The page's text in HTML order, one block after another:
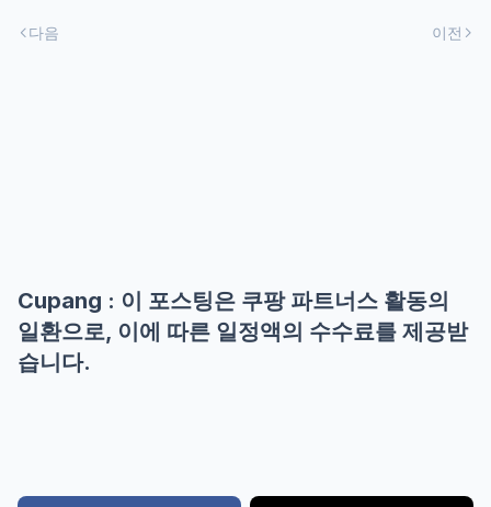
다음 이전
Cupang : 이 포스팅은 쿠팡 파트너스 활동의
일환으로, 이에 따른 일정액의 수수료를 제공받
습니다.